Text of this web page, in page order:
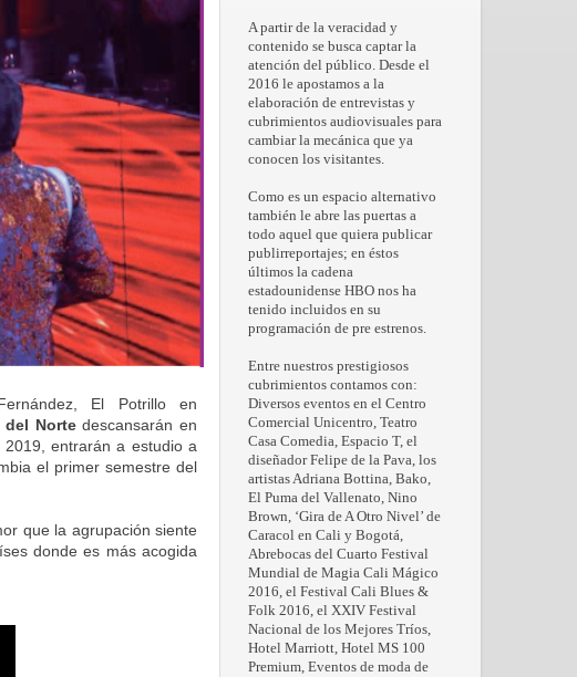
, El Potrillo en
del Nortedescansarán en
entrarán a estudio a
el primer semestre del
que la agrupación siente
donde es más acogida
A partir de la veracidad y
contenido se busca captar la
atención del público. Desde el
2016 le apostamos a la
elaboración de entrevistas y
cubrimientos audiovisuales para
cambiar la mecánica que ya
conocen los visitantes.
Como es un espacio alternativo
también le abre las puertas a
todo aquel que quiera publicar
publirreportajes; en éstos
últimos la cadena
estadounidense HBO nos ha
tenido incluidos en su
programación de pre estrenos.
Entre nuestros prestigiosos
cubrimientos contamos con:
Diversos eventos en el Centro
Comercial Unicentro, Teatro
Casa Comedia, Espacio T, el
diseñador Felipe de la Pava, los
artistas Adriana Bottina, Bako,
El Puma del Vallenato, Nino
Brown, ‘Gira de A Otro Nivel’ de
Caracol en Cali y Bogotá,
Abrebocas del Cuarto Festival
Mundial de Magia Cali Mágico
2016, el Festival Cali Blues &
Folk 2016, el XXIV Festival
Nacional de los Mejores Tríos,
Hotel Marriott, Hotel MS 100
Premium, Eventos de moda de